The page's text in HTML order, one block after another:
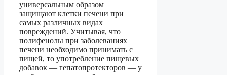
универсальным образом
защищают клетки печени при
самых различных видах
повреждений. Учитывая, что
полифенолы при заболеваниях
печени необходимо принимать с
пищей, то употребление пищевых
добавок — гепатопротекторов — у